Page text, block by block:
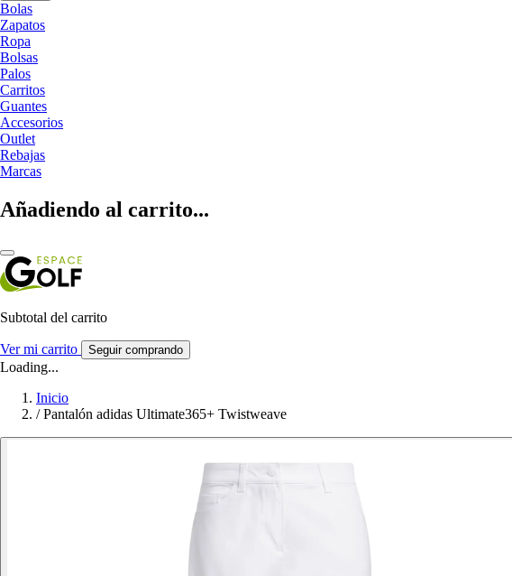
Bolas
Zapatos
Ropa
Bolsas
Palos
Carritos
Guantes
Accesorios
Outlet
Rebajas
Marcas
Añadiendo al carrito...
Subtotal del carrito
Ver mi carrito Seguir comprando
Loading...
Inicio
/ Pantalón adidas Ultimate365+ Twistweave